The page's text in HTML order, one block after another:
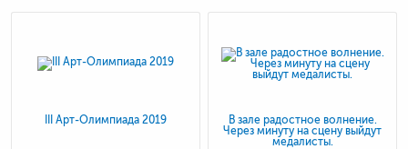
Фото и видео
III Арт-Олимпиада 2019
В зале радостное волнение.
Через минуту на сцену выйдут
медалисты.